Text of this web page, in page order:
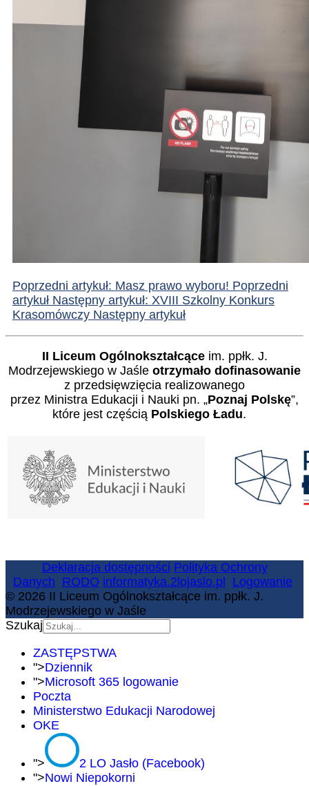
Poprzedni artykuł: Masz prawo wyboru! Poprzedni
artykuł Następny artykuł: XVIII Szkolny Konkurs
Krasomówczy Następny artykuł
II Liceum Ogólnokształcąceim. ppłk. J.
Modrzejewskiego w Jaśle otrzymało dofinasowanie
z przedsięwzięcia realizowanego
przez Ministra Edukacji i Nauki pn. „Poznaj Polskę”,
które jest częścią Polskiego Ładu.
Deklaracja dostępności Polityka Ochrony
Danych RODO informatyka.2lojaslo.pl
Logowanie
© 2026 II Liceum Ogólnokształcące im. ppłk. J.
Modrzejewskiego w Jaśle
Szukaj
ZASTĘPSTWA
">Dziennik
">Microsoft 365 logowanie
Poczta
Ministerstwo Edukacji Narodowej
OKE
">
2 LO Jasło (Facebook)
">Nowi Niepokorni